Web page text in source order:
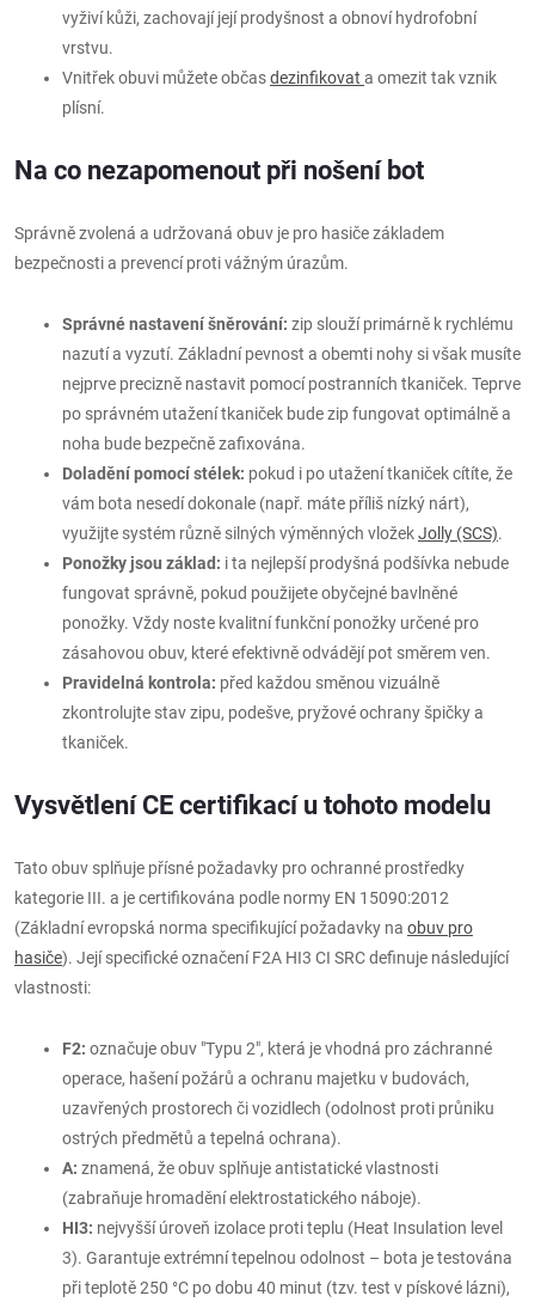
vyživí kůži, zachovají její prodyšnost a obnoví hydrofobní
vrstvu.
Vnitřek obuvi můžete občasdezinfikovat a omezit tak vznik
plísní.
Na co nezapomenout při nošení bot
Správně zvolená a udržovaná obuv je pro hasiče základem
bezpečnosti a prevencí proti vážným úrazům.
Správné nastavení šněrování: zip slouží primárně k rychlému
nazutí a vyzutí. Základní pevnost a obemti nohy si však musíte
nejprve precizně nastavit pomocí postranních tkaniček. Teprve
po správném utažení tkaniček bude zip fungovat optimálně a
noha bude bezpečně zafixována.
Doladění pomocí stélek: pokud i po utažení tkaniček cítíte, že
vám bota nesedí dokonale (např. máte příliš nízký nárt),
využijte systém různě silných výměnných vložekJolly (SCS).
Ponožky jsou základ: i ta nejlepší prodyšná podšívka nebude
fungovat správně, pokud použijete obyčejné bavlněné
ponožky. Vždy noste kvalitní funkční ponožky určené pro
zásahovou obuv, které efektivně odvádějí pot směrem ven.
Pravidelná kontrola: před každou směnou vizuálně
zkontrolujte stav zipu, podešve, pryžové ochrany špičky a
tkaniček.
Vysvětlení CE certifikací u tohoto modelu
Tato obuv splňuje přísné požadavky pro ochranné prostředky
kategorie III. a je certifikována podle normy EN 15090:2012
(Základní evropská norma specifikující požadavky na obuv pro
hasiče). Její specifické označení F2A HI3 CI SRC definuje následující
vlastnosti:
F2: označuje obuv "Typu 2", která je vhodná pro záchranné
operace, hašení požárů a ochranu majetku v budovách,
uzavřených prostorech či vozidlech (odolnost proti průniku
ostrých předmětů a tepelná ochrana).
A: znamená, že obuv splňuje antistatické vlastnosti
(zabraňuje hromadění elektrostatického náboje).
HI3: nejvyšší úroveň izolace proti teplu (Heat Insulation level
3). Garantuje extrémní tepelnou odolnost – bota je testována
při teplotě 250 °C po dobu 40 minut (tzv. test v pískové lázni),